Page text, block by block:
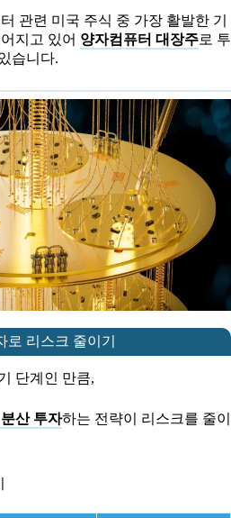
관련 미국 주식 중 가장 활발한 기
지고 있어 양자컴퓨터 대장주로 투
습니다.
로 리스크 줄이기
단계인 만큼,
산 투자하는 전략이 리스크를 줄이